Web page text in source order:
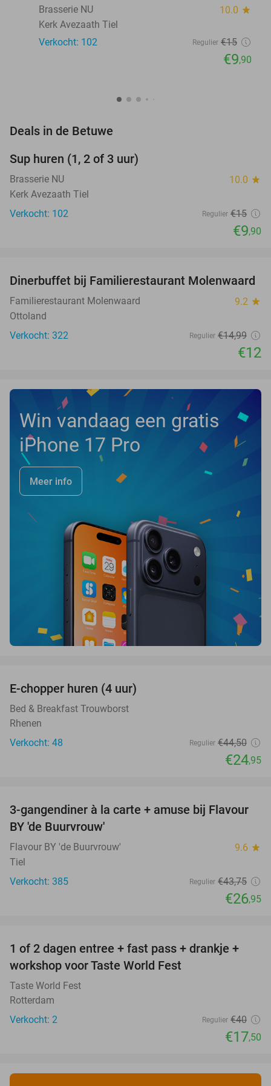
Brasserie NU 10.0 star
Kerk Avezaath Tiel
Verkocht: 102
Regulier €15
€9,90
Deals in de Betuwe
Sup huren (1, 2 of 3 uur)
Brasserie NU 10.0 star
Kerk Avezaath Tiel
Verkocht: 102
Regulier €15
€9,90
20%
Dinerbuffet bij Familierestaurant Molenwaard
Familierestaurant Molenwaard 9.2 star
Ottoland
Verkocht: 322
Regulier €14,99
€12
Win vandaag een gratis
iPhone 17 Pro
Meer info
E-chopper huren (4 uur)
Bed & Breakfast Trouwborst
Rhenen
Verkocht: 48
Regulier €44,50
€24,95
38%
3-gangendiner à la carte + amuse bij Flavour
BY 'de Buurvrouw'
Flavour BY 'de Buurvrouw' 9.6 star
Tiel
Verkocht: 385
Regulier €43,75
€26,95
56%
TODAY
1 of 2 dagen entree + fast pass + drankje +
workshop voor Taste World Fest
Taste World Fest
Rotterdam
Verkocht: 2
Regulier €40
€17,50